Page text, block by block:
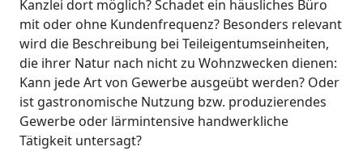
Kanzlei dort möglich? Schadet ein häusliches Büro
mit oder ohne Kundenfrequenz? Besonders relevant
wird die Beschreibung bei Teileigentumseinheiten,
die ihrer Natur nach nicht zu Wohnzwecken dienen:
Kann jede Art von Gewerbe ausgeübt werden? Oder
ist gastronomische Nutzung bzw. produzierendes
Gewerbe oder lärmintensive handwerkliche
Tätigkeit untersagt?